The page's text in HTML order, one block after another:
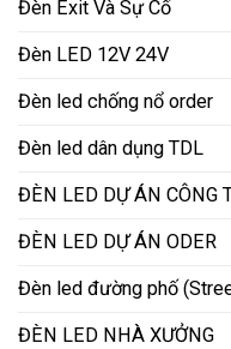
Đèn Exit Và Sự Cố
Đèn LED 12V 24V
Đèn led chống nổ order
Đèn led dân dụng TDL
ĐÈN LED DỰ ÁN CÔNG
ĐÈN LED DỰ ÁN ODER
Đèn led đường phố
ĐÈN LED NHÀ XƯỞNG